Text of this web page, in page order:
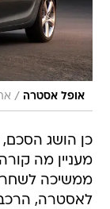
אופל אסטרה /
כן הושג
ממשיכה
לאסטרה,